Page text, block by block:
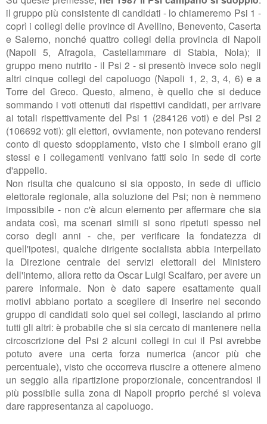
il gruppo più consistente di candidati - lo chiameremo Psi 1 -
coprì i collegi delle province di Avellino, Benevento, Caserta
e Salerno, nonché quattro collegi della provincia di Napoli
(Napoli 5, Afragola, Castellammare di Stabia, Nola); il
gruppo meno nutrito - il Psi 2 - si presentò invece solo negli
altri cinque collegi del capoluogo (Napoli 1, 2, 3, 4, 6) e a
Torre del Greco. Questo, almeno, è quello che si deduce
sommando i voti ottenuti dai rispettivi candidati, per arrivare
ai totali rispettivamente del Psi 1 (284126 voti) e del Psi 2
(106692 voti): gli elettori, ovviamente, non potevano rendersi
conto di questo sdoppiamento, visto che i simboli erano gli
stessi e i collegamenti venivano fatti solo in sede di corte
d'appello.
Non risulta che qualcuno si sia opposto, in sede di ufficio
elettorale regionale, alla soluzione del Psi; non è nemmeno
impossibile - non c'è alcun elemento per affermare che sia
andata così, ma scenari simili si sono ripetuti spesso nel
corso degli anni - che, per verificare la fondatezza di
quell'ipotesi, qualche dirigente socialista abbia interpellato
la Direzione centrale dei servizi elettorali del Ministero
dell'interno, allora retto da Oscar Luigi Scalfaro, per avere un
parere informale. Non è dato sapere esattamente quali
motivi abbiano portato a scegliere di inserire nel secondo
gruppo di candidati solo quei sei collegi, lasciando al primo
tutti gli altri: è probabile che si sia cercato di mantenere nella
circoscrizione del Psi 2 alcuni collegi in cui il Psi avrebbe
potuto avere una certa forza numerica (ancor più che
percentuale), visto che occorreva riuscire a ottenere almeno
un seggio alla ripartizione proporzionale, concentrandosi il
più possibile sulla zona di Napoli proprio perché si voleva
dare rappresentanza al capoluogo.